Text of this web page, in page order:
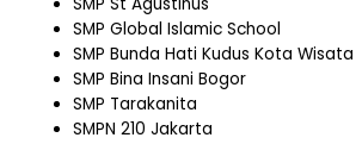
SMP Global Islamic School
SMP Bunda Hati Kudus Kota Wisata
SMP Bina Insani Bogor
SMP Tarakanita
SMPN 210 Jakarta